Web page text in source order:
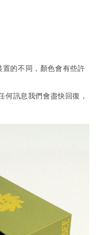
的不同，顏色會有些許
何訊息我們會盡快回復，